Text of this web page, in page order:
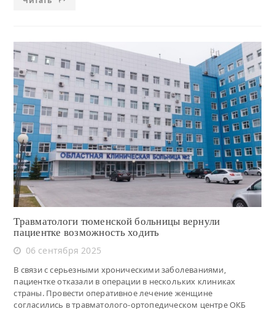
Читать
Травматологи тюменской больницы вернули
пациентке возможность ходить
06 сентября 2025
В связи с серьезными хроническими заболеваниями,
пациентке отказали в операции в нескольких клиниках
страны. Провести оперативное лечение женщине
согласились в травматолого-ортопедическом центре ОКБ